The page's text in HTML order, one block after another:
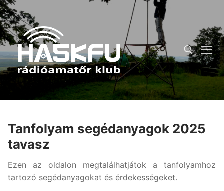
Ugrás
a
tartalomra
Keresése:
Tanfolyam segédanyagok 2025
tavasz
Ezen az oldalon megtalálhatjátok a tanfolyamhoz
tartozó segédanyagokat és érdekességeket.